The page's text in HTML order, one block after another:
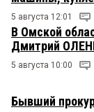
5 августа 12:01
В Омской
Дмитрий
5 августа 10:00
Бывший